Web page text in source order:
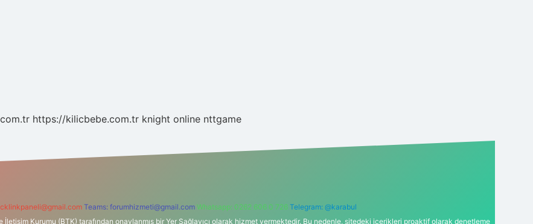
https://kilicbebe.com.tr knight online nttgame
Teams: forumhizmeti@gmail.com Whatsapp: 0262 606 0 726 Telegram: @karabul
İletişim Kurumu (BTK) tarafından onaylanmış bir Yer Sağlayıcı olarak hizmet vermektedir. Bu nedenle, sitedeki içerikleri proaktif olarak denetleme